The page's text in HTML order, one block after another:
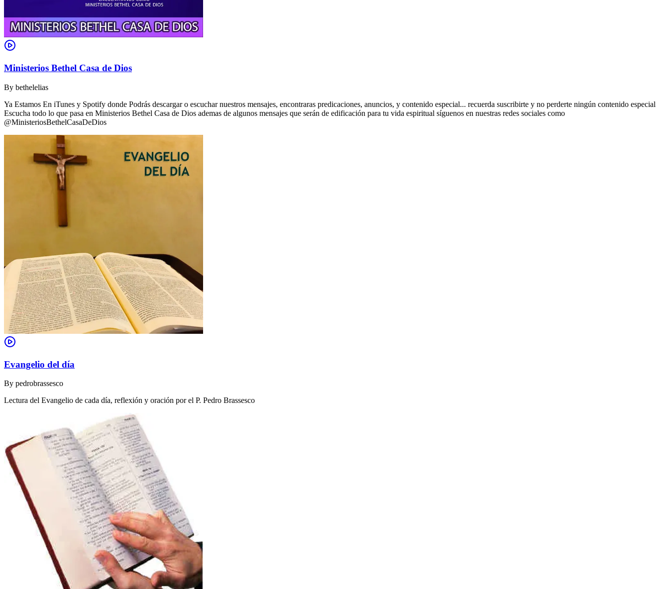
Ministerios Bethel Casa de Dios
By bethelelias
Ya Estamos En iTunes y Spotify donde Podrás descargar o escuchar nuestros mensajes, encontraras predicaciones, anuncios, y contenido especial... recuerda suscribirte y no perderte ningún contenido especial
Escucha todo lo que pasa en Ministerios Bethel Casa de Dios ademas de algunos mensajes que serán de edificación para tu vida espiritual síguenos en nuestras redes sociales como
@MinisteriosBethelCasaDeDios
Evangelio del día
By pedrobrassesco
Lectura del Evangelio de cada día, reflexión y oración por el P. Pedro Brassesco